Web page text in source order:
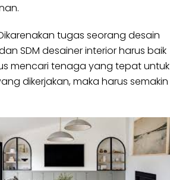
tugas seorang desain
SDM desainer interior harus baik
mencari tenaga yang tepat untuk
dikerjakan, maka harus semakin